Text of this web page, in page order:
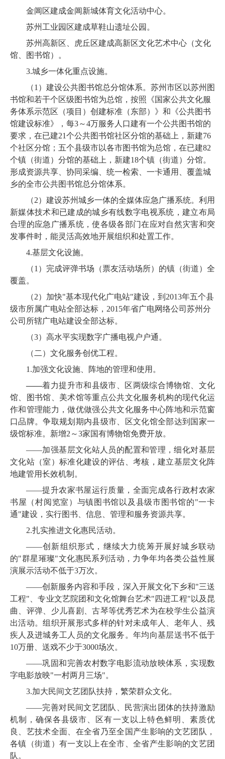
金阊区建成金阊新城体育文化活动中心。
苏州工业园区建成草鞋山遗址公园。
苏州高新区、虎丘区建成高新区文化艺术中心（文化
馆、图书馆）。
3.城乡一体化重点设施。
（1 ）建设公共图书馆总分馆体系。 苏州市区以苏州图
书馆和若干个区级图书馆为总馆，按照《国家公共文化服
务体系示范区（项目）创建标准（东部）》和《公共图书
馆建设标准》，每3～4万服务人口建有一个公共图书馆的
要求，在已建21个公共图书馆社区分馆的基础上，新建76
个社区分馆；五个县级市以各市图书馆为总馆，在已建82
个镇（街道）分馆的基础上，新建18个镇（街道）分馆。
形成资源共享、协同采编、统一检索、一卡通用、覆盖城
乡的全市公共图书馆总分馆体系。
（2）建设苏州城乡一体的全媒体应急广播系统。利用
新媒体技术和已建成的城乡有线数字电视系统，建立布局
合理的应急广播系统，使各级各部门在应对自然灾害和突
发事件时，能灵活高效地开展组织和处置工作。
4.基层文化设施。
（1 ）完成评弹书场（票友活动场所）的镇（街道）全
覆盖。
（2）加快"基本现代化广电站"建设，到 2013年五个县
级市所属广电站全部达标， 2015年省广电网络公司苏州分
公司所辖广电站建设全部达标。
（3）高水平实现数字广播电视户户通。
（二）文化服务创优工程。
1.加强文化设施、阵地的管理和使用。
——着力提升市和县级市、区两级综合博物馆、文化
馆、图书馆、美术馆等重点公共文化服务机构的现代化运
作和管理能力，做优做强公共文化服务中心阵地和示范窗
口品牌。争取规划期内县级市、区文化馆全部达到国家一
级馆标准。新增2 ～3家国有博物馆免费开放。
——加强基层文化站人员的配置和管理，细化对基层
文化站（室）标准化建设的评估、考核，建立基层文化阵
地建管用长效机制。
——提升农家书屋运行质量， 全面完成各行政村农家
书屋（村阅览室）与镇图书馆以及县级市图书馆的"一卡
通"建设，实行图书、信息、管理和服务资源共享。
2.扎实推进文化惠民活动。
——创新组织形式， 继续大力统筹开展好城乡联动
的"群星璀璨"文化惠民系列活动，力争年均各类公益性展
演展示活动不低于3万次。
——创新服务内容和手段，深入开展文化下乡和"三送
工程"、专业文艺院团和文化馆舞台艺术"四进工程"以及昆
曲、评弹、少儿喜剧、古琴等优秀艺术为在校学生公益演
出活动。组织开展形式多样的针对未成年人、老年人、残
疾人及进城务工人员的文化服务。年均向基层送书不低于
10万册、送戏不少于3000场次。
——巩固和完善农村数字电影流动放映体系，实现数
字电影放映"一村两月三场"。
3.加大民间文艺团队扶持， 繁荣群众文化。
——完善对民间文艺团队、民营演出团体的扶持激励
机制，确保各县级市、区有一支以上特色鲜明、素质优
良、艺技术全面、在全省乃至全国产生影响的文艺团队，
各镇（街道）有一支以上在全市、全省产生影响的文艺团
队。